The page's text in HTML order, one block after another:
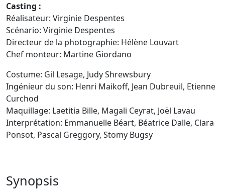
Casting :
Réalisateur: Virginie Despentes
Scénario: Virginie Despentes
Directeur de la photographie: Hélène Louvart
Chef monteur: Martine Giordano
Costume: Gil Lesage, Judy Shrewsbury
Ingénieur du son: Henri Maikoff, Jean Dubreuil, Etienne
Curchod
Maquillage: Laetitia Bille, Magali Ceyrat, Joël Lavau
Interprétation: Emmanuelle Béart, Béatrice Dalle, Clara
Ponsot, Pascal Greggory, Stomy Bugsy
Synopsis